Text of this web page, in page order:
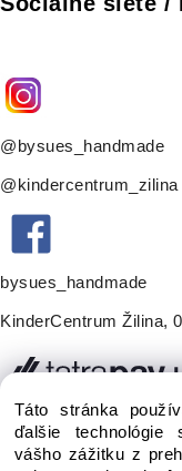
@bysues_handmade
@kindercentrum_zilina
bysues_handmade
KinderCentrum Žilina,
Táto stránka
ďalšie technológie
vášho zážitku z